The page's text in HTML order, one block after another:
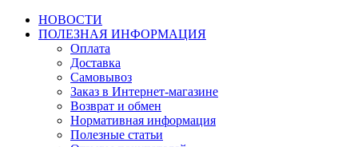
НОВОСТИ
ПОЛЕЗНАЯ ИНФОРМАЦИЯ
Оплата
Доставка
Самовывоз
Заказ в Интернет-магазине
Возврат и обмен
Нормативная информация
Полезные статьи